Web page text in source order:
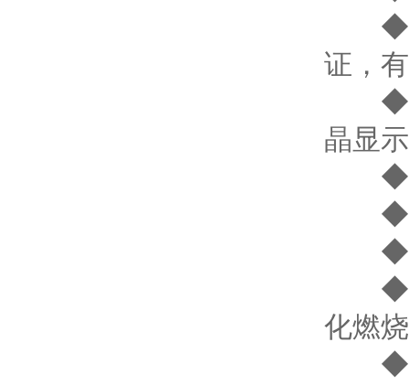
◆ 传
证，
◆ 可
晶显示
◆ 适
◆ 校
◆ 响
◆ 传
化燃
◆ 报